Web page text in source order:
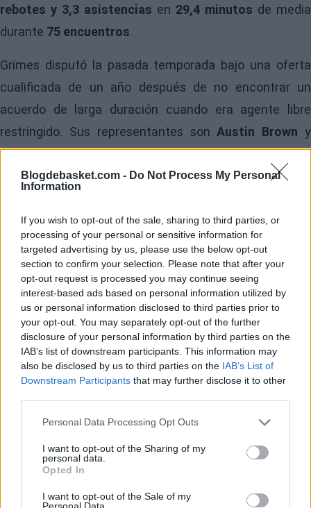
Blogdebasket.com - Do Not Process My Personal
Information
If you wish to opt-out of the sale, sharing to third parties, or
processing of your personal or sensitive information for
targeted advertising by us, please use the below opt-out
section to confirm your selection. Please note that after your
opt-out request is processed you may continue seeing
interest-based ads based on personal information utilized by
us or personal information disclosed to third parties prior to
your opt-out. You may separately opt-out of the further
disclosure of your personal information by third parties on the
IAB’s list of downstream participants. This information may
also be disclosed by us to third parties on the IAB’s List of
Downstream Participants that may further disclose it to other
Personal Data Processing Opt Outs
I want to opt-out of the Sharing of my
personal data.
Opted In
I want to opt-out of the Sale of my
Personal Data.
rebotes y 3,3 asistencias en 29,4 minutos de media
durante 75 encuentros.
Grimes disputó la pasada temporada bajo una oferta
cualificada de un año después de no encontrar un
acuerdo de larga duración cuando era agente libre
restringido. Sus representantes sonAustin Brown y
Steven Heumann.
Image
Walker Kessler sigue
siendo el gran
objetivo
Aunque los posibles fichajes de Mamukelashvili y
Grimes reforzarían notablemente la rotación, la
prioridad absoluta de los Lakers continúa estando en la
pintura.
, uno de los pívots jóvenes con mayor
proyección de la NBA y un perfil que encaja
perfectamente con las necesidades del equipo.